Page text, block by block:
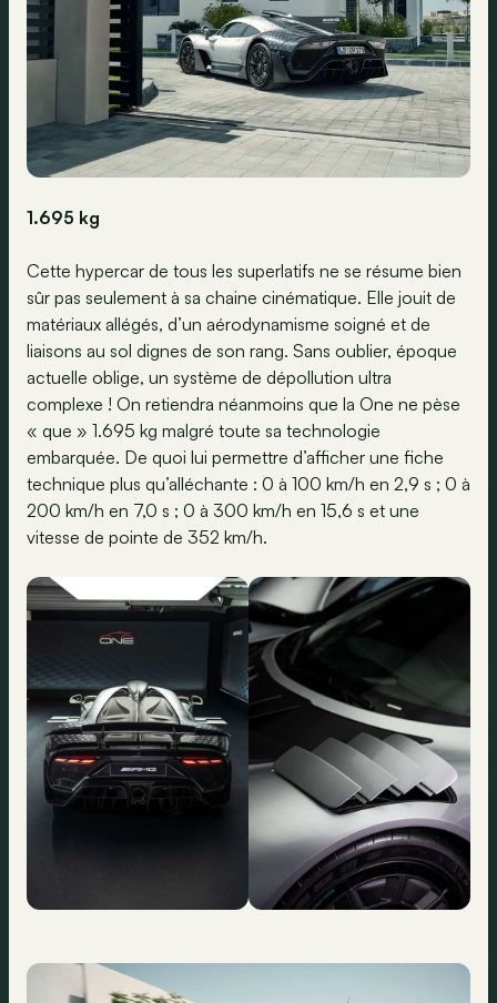
1.695 kg
Cette hypercar de tous les superlatifs ne se résume bien
sûr pas seulement à sa chaine cinématique. Elle jouit de
matériaux allégés, d’un aérodynamisme soigné et de
liaisons au sol dignes de son rang. Sans oublier, époque
actuelle oblige, un système de dépollution ultra
complexe ! On retiendra néanmoins que la One ne pèse
« que » 1.695 kg malgré toute sa technologie
embarquée. De quoi lui permettre d’afficher une fiche
technique plus qu’alléchante : 0 à 100 km/h en 2,9 s ; 0 à
200 km/h en 7,0 s ; 0 à 300 km/h en 15,6 s et une
vitesse de pointe de 352 km/h.